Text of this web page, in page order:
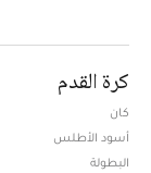
كرة القدم
كان
أسود الأطلس
البطولة